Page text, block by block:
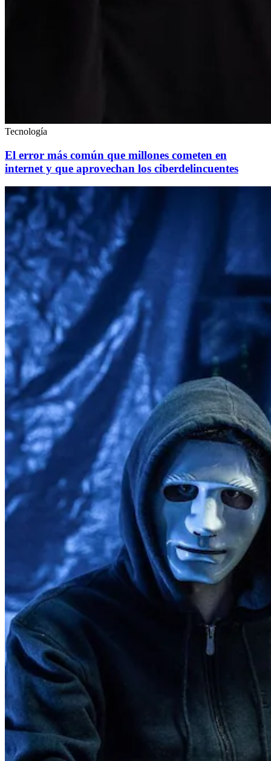
Tecnología
El error más común que millones cometen en
internet y que aprovechan los ciberdelincuentes